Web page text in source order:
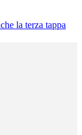
la terza tappa